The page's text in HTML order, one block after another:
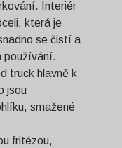
Interiér
která je
se čistí a
používání.
truck hlavně k
jsou
smažené
fritézou,